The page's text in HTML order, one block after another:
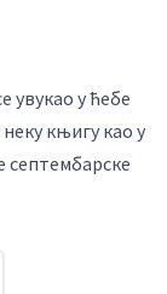
увукао у ћебе
књигу као у
септембарске